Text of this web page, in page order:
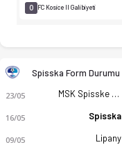
0 FC Kosice II Galibiyeti
Spisska Form Durumu
23/05 MSK Spisske Podhradie
16/05 Spisska
09/05 Lipany